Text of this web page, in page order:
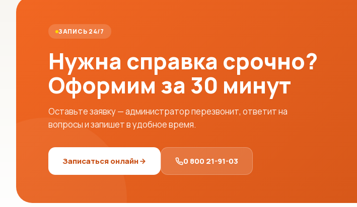
ЗАПИСЬ 24/7
Нужна справка срочно?
Оформим за 30 минут
Оставьте заявку — администратор перезвонит, ответит на
вопросы и запишет в удобное время.
Записаться онлайн 0 800 21-91-03